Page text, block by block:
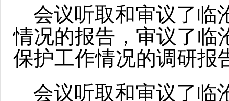
会议听取和审议了临
情况的报告，审议了临
保护工作情况的调研报
会议听取和审议了临